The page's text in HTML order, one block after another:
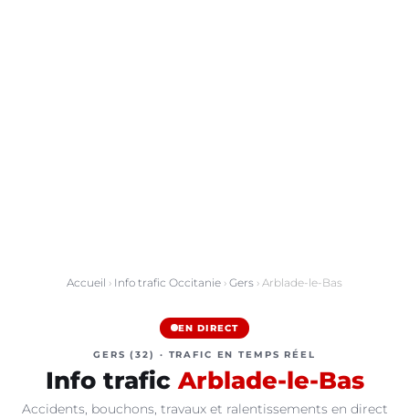
Accueil › Info trafic Occitanie › Gers › Arblade-le-Bas
EN DIRECT
GERS (32) · TRAFIC EN TEMPS RÉEL
Info trafic Arblade-le-Bas
Accidents, bouchons, travaux et ralentissements en direct